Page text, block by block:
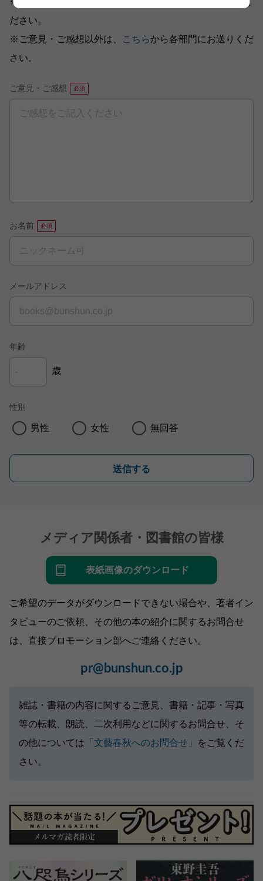
ださい。
※ご意見・ご感想以外は、
こちらから各部門にお送りくだ
さい。
ご意見・ご感想
お名前
メールアドレス
年齢
歳
性別
男性 女性 無回答
送信する
メディア関係者・図書館の皆様
表紙画像のダウンロード
ご希望のデータがダウンロードできない場合や、著者イン
タビューのご依頼、その他の本の紹介に関するお問合せ
は、直接プロモーション部へご連絡ください。
pr@bunshun.co.jp
雑誌・書籍の内容に関するご意見、書籍・記事・写真
等の転載、朗読、二次利用などに関するお問合せ、そ
の他については 「文藝春秋へのお問合せ」
をご覧くだ
さい。